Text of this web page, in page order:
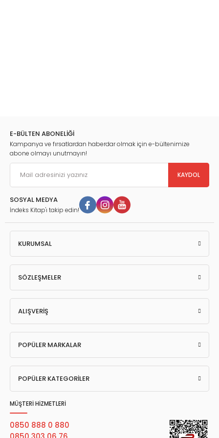
E-BÜLTEN ABONELİĞİ
Kampanya ve fırsatlardan haberdar olmak için e-bültenimize
abone olmayı unutmayın!
KAYDOL
SOSYAL MEDYA
İndeks Kitap'ı takip edin!
KURUMSAL
SÖZLEŞMELER
ALIŞVERİŞ
POPÜLER MARKALAR
POPÜLER KATEGORİLER
MÜŞTERİ HİZMETLERİ
0850 888 0 880